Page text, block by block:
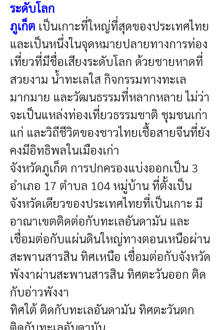
ระดับโลก
ภูเก็ต เป็นเกาะที่ใหญ่ที่สุดของประเทศไทย
และเป็นหนึ่งในจุดหมายปลายทางการท่อง
เที่ยวที่มีชื่อเสียงระดับโลก ด้วยชายหาดที่
สวยงาม น้ำทะเลใส กิจกรรมทางทะเล
มากมาย และวัฒนธรรมที่หลากหลาย ไม่ว่า
จะเป็นแหล่งท่องเที่ยวธรรมชาติ ชุมชนเก่า
แก่ และวิถีชีวิตของชาวไทยเชื้อสายจีนที่ยัง
คงมีอิทธิพลในเมืองเก่า
จังหวัดภูเก็ต การปกครองแบ่งออกเป็น 3
อำเภอ 17 ตำบล 104 หมู่บ้าน ที่ตั้งเป็น
จังหวัดเดียวของประเทศไทยที่เป็นเกาะ มี
อาณาเขตติดต่อกับทะเลอันดามัน และ
เชื่อมต่อกับแผ่นดินใหญ่ทางตอนเหนือผ่าน
สะพานสารสิน ทิศเหนือ เชื่อมต่อกับจังหวัด
พังงาผ่านสะพานสารสิน ทิศตะวันออก ติด
กับอ่าวพังงา
ทิศใต้ ติดกับทะเลอันดามัน ทิศตะวันตก